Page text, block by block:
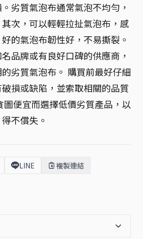
劣質氣泡布通常氣泡不均勻，
次，可以輕輕拉扯氣泡布，感
的氣泡布韌性好，不易撕裂。
品牌或有良好口碑的供應商，
劣質氣泡布。 購買前最好仔細
損或缺陷，並索取相關的品質
便宜而選擇低價劣質產品，以
不償失。
LINE 複製連結